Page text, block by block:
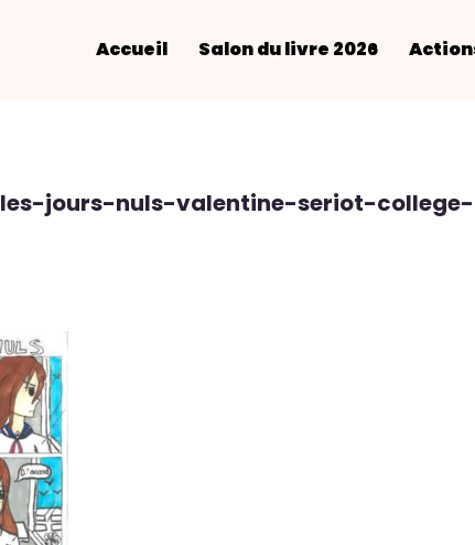
Accueil Salon du livre 2026
les-jours-nuls-valentine-seriot-